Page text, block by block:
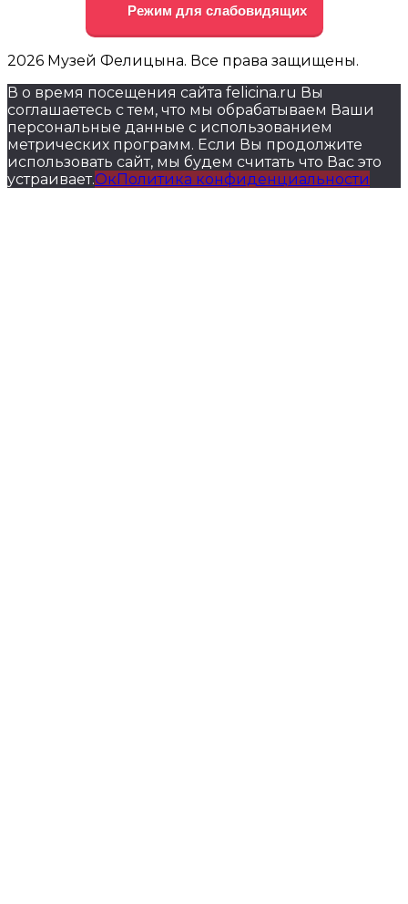
Режим для слабовидящих
2026 Музей Фелицына. Все права защищены.
В о время посещения сайта felicina.ru Вы
соглашаетесь с тем, что мы обрабатываем Ваши
персональные данные с использованием
метрических программ. Если Вы продолжите
использовать сайт, мы будем считать что Вас это
устраивает.ОкПолитика конфиденциальности